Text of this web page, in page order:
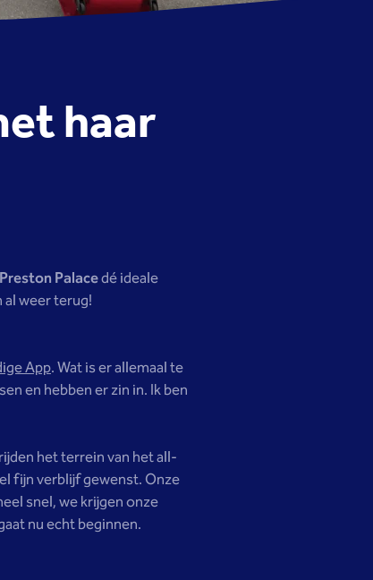
haar
Palacedé ideale
weer terug!
App. Wat is er allemaal te
en hebben er zin in. Ik ben
het terrein van het all-
fijn verblijf gewenst. Onze
snel, we krijgen onze
nu echt beginnen.